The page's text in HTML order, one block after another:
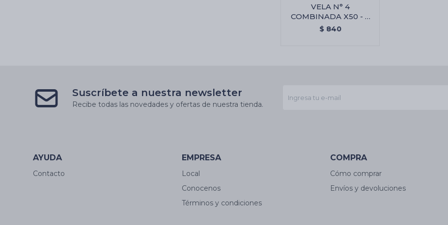
VELA N° 4
COMBINADA X50 - 7
Lineas
$ 840
Suscríbete a nuestra newsletter
Recibe todas las novedades y ofertas de nuestra tienda.
AYUDA
Contacto
EMPRESA
Local
Conocenos
Términos y condiciones
COMPRA
Cómo comprar
Envíos y devoluciones